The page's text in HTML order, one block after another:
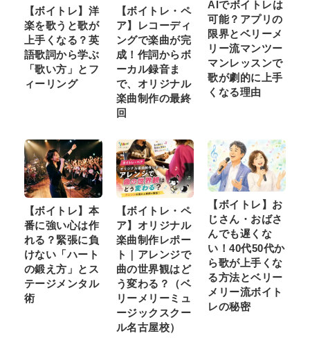
【ボイトレ】洋
楽を歌うと歌が
上手くなる？英
語歌詞から学ぶ
「歌い方」とフ
ィーリング
【ボイトレ・ペ
ア】レコーディ
ングで楽曲が完
成！作詞からボ
ーカル録音ま
で、オリジナル
楽曲制作の最終
回
AIでボイトレは
可能？アプリの
限界とベリーメ
リー流マンツー
マンレッスンで
歌が劇的に上手
くなる理由
【ボイトレ】本
番に強い心は作
れる？緊張に負
けない「ハート
の鍛え方」とス
テージメンタル
術
【ボイトレ・ペ
ア】オリジナル
楽曲制作レポー
ト｜アレンジで
曲の世界観はど
う変わる？（ベ
リーメリーミュ
ージックスクー
ル名古屋校）
【ボイトレ】お
じさん・おばさ
んでも遅くな
い！40代50代か
ら歌が上手くな
る方法とベリー
メリー流ボイト
レの秘密